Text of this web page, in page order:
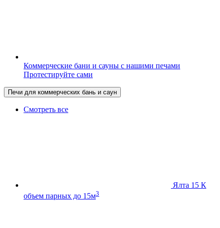
Коммерческие бани и сауны с нашими печами
Протестируйте сами
Печи для коммерческих бань и саун
Смотреть все
Ялта 15 К
объем парных до 15м3